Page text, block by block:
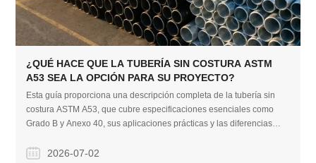
¿QUÉ HACE QUE LA TUBERÍA SIN COSTURA ASTM
A53 SEA LA OPCIÓN PARA SU PROYECTO?
Esta guía proporciona una descripción completa de la tubería sin
costura ASTM A53, que cubre especificaciones esenciales como
Grado B y Anexo 40, sus aplicaciones prácticas y las diferencias
material adecuado para sus proyectos.
2026-07-02